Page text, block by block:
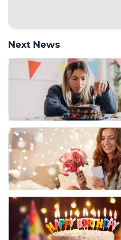
Next News